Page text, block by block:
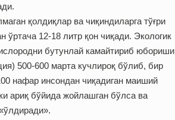
қолдиқлар ва чиқиндиларга тўғри
12-18 литр қон чиқади. Экологик
бутунлай камайтириб юбориши
500-600 марта кучлироқ бўлиб, бир
нафар инсондан чиқадиган маиший
ариқ бўйида жойлашган бўлса ва